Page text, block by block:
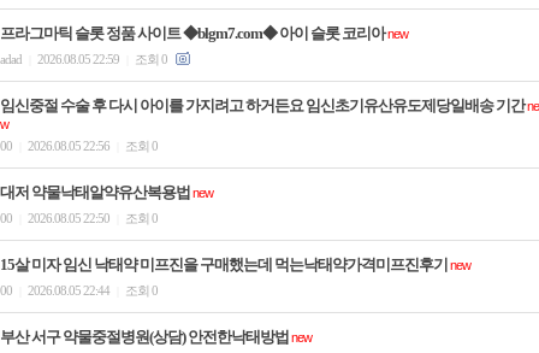
프라그마틱 슬롯 정품 사이트 ◆blgm7.com◆ 아이 슬롯 코리아new
adad
2026.08.05 22:59 조회 0
임신중절 수술 후 다시 아이를 가지려고 하거든요 임신초기유산유도제당일배송 기간ne
w
00
2026.08.05 22:56 조회 0
대저 약물낙태알약유산복용법 new
00
2026.08.05 22:50 조회 0
15살 미자 임신 낙태약 미프진을 구매했는데 먹는낙태약가격미­프진후기 new
00
2026.08.05 22:44 조회 0
부산 서구 약물중절병원(상담) 안전한낙­태방법 new